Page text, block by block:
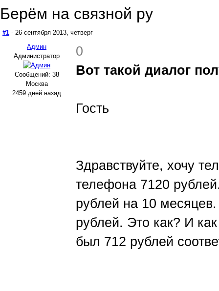
Берём на связной ру
#1 - 26 сентября 2013, четверг
Админ
Администратор
Сообщений: 38
Москва
2459 дней назад
0
Вот такой диалог
Гость
Здравствуйте, хочу
телефона 7120
рублей на 10
рублей. Это как? И
был 712 рублей